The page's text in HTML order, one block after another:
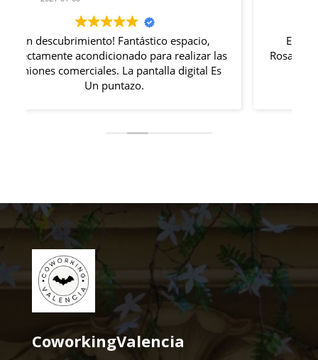
Excelente lugar con ubicación perfecta.
Rosa lo haces todo impresionante donde uno
se siente muy cómodo
CoworkingValencia